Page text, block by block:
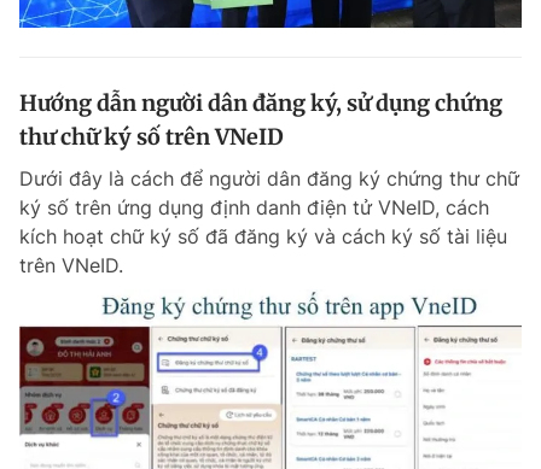
Hướng dẫn người dân đăng ký, sử dụng chứng
thư chữ ký số trên VNeID
Dưới đây là cách để người dân đăng ký chứng thư chữ
ký số trên ứng dụng định danh điện tử VNeID, cách
kích hoạt chữ ký số đã đăng ký và cách ký số tài liệu
trên VNeID.